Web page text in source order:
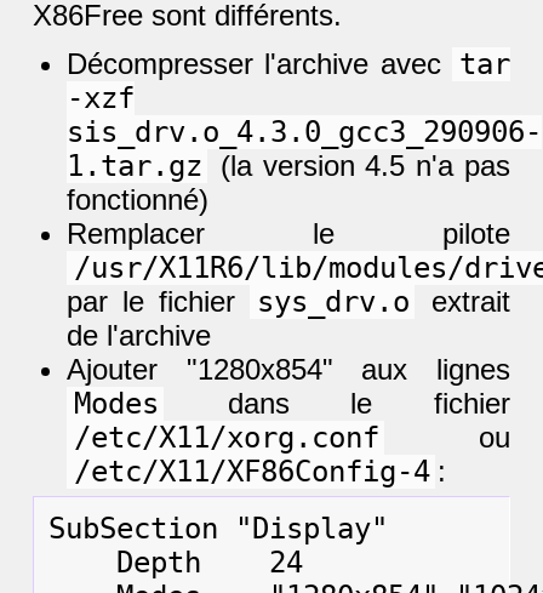
X86Free sont différents.
Décompresser l'archive avec tar
-xzf
sis_drv.o_4.3.0_gcc3_290906-
1.tar.gz
(la version 4.5 n'a pas
fonctionné)
Remplacer le pilote
/usr/X11R6/lib/modules/
par le fichier sys_drv.o
extrait
de l'archive
Ajouter "1280x854" aux lignes
Modes dans le fichier
/etc/X11/xorg.conf ou
/etc/X11/XF86Config-4 :
SubSection "Display"
    Depth    24